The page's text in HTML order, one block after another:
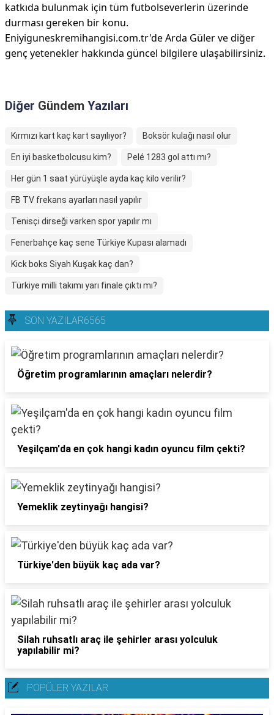
katkıda bulunmak için tüm futbolseverlerin üzerinde
durması gereken bir konu.
Eniyiguneskremihangisi.com.tr'de Arda Güler ve diğer
genç yetenekler hakkında güncel bilgilere ulaşabilirsiniz.
Diğer Gündem Yazıları
Kırmızı kart kaç kart sayılıyor? Boksör kulağı nasıl olur
En iyi basketbolcusu kim? Pelé 1283 gol attı mı?
Her gün 1 saat yürüyüşle ayda kaç kilo verilir?
FB TV frekans ayarları nasıl yapılır
Tenisçi dirseği varken spor yapılır mı
Fenerbahçe kaç sene Türkiye Kupası alamadı
Kick boks Siyah Kuşak kaç dan?
Türkiye milli takımı yarı finale çıktı mı?
SON YAZILAR6565
Öğretim programlarının amaçları nelerdir?
Yeşilçam'da en çok hangi kadın oyuncu film çekti?
Yemeklik zeytinyağı hangisi?
Türkiye'den büyük kaç ada var?
Silah ruhsatlı araç ile şehirler arası yolculuk
yapılabilir mi?
POPÜLER YAZILAR